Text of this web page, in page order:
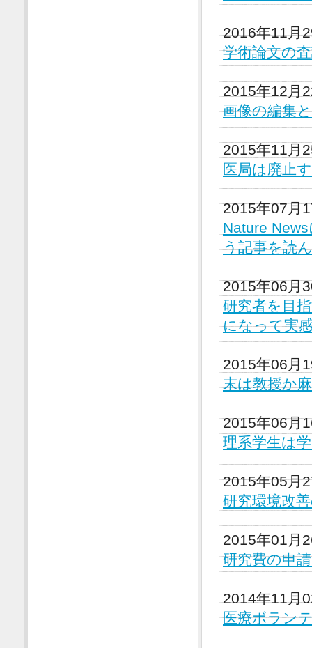
2016年11月
学術論文の
2015年12月
画像の編集
2015年11月
医局は廃止
2015年07月
Nature
う記事を読
2015年06月
研究者を目
になって実
2015年06月
末は教授か
2015年06月
理系学生は
2015年05月
研究環境改
2015年01月
研究費の申
2014年11月
医療ボラン